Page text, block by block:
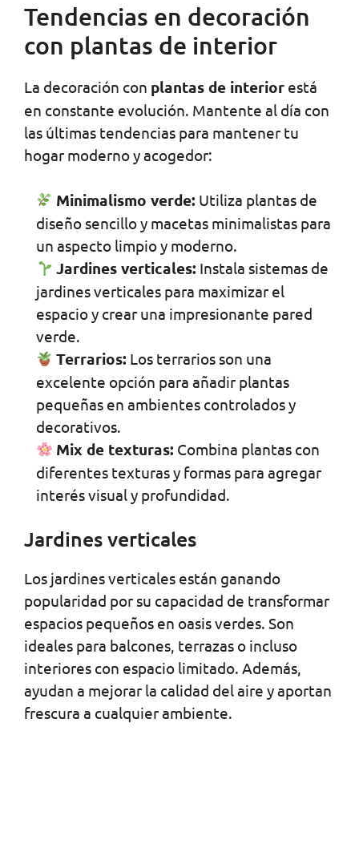
Tendencias en decoración
con plantas de interior
La decoración con plantas de interior está
en constante evolución. Mantente al día con
las últimas tendencias para mantener tu
hogar moderno y acogedor:
Minimalismo verde: Utiliza plantas de
diseño sencillo y macetas minimalistas para
un aspecto limpio y moderno.
Jardines verticales: Instala sistemas de
jardines verticales para maximizar el
espacio y crear una impresionante pared
verde.
Terrarios: Los terrarios son una
excelente opción para añadir plantas
pequeñas en ambientes controlados y
decorativos.
Mix de texturas: Combina plantas con
diferentes texturas y formas para agregar
interés visual y profundidad.
Jardines verticales
Los jardines verticales están ganando
popularidad por su capacidad de transformar
espacios pequeños en oasis verdes. Son
ideales para balcones, terrazas o incluso
interiores con espacio limitado. Además,
ayudan a mejorar la calidad del aire y aportan
frescura a cualquier ambiente.